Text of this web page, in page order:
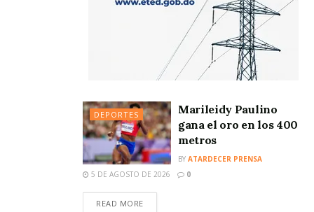
DEPORTES
Marileidy Paulino
gana el oro en los 400
metros
BY ATARDECER PRENSA
5 DE AGOSTO DE 2026
0
READ MORE